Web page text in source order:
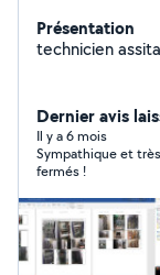
Présentation
technicien
Dernier avis
Il y a 6 mois
Sympathique et
fermés !